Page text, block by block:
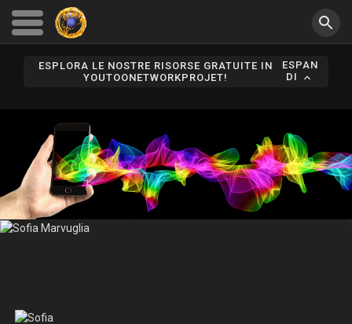
ESPLORA LE NOSTRE RISORSE GRATUITE IN
YOUTOONETWORKPROJET!
ESPAN
DI